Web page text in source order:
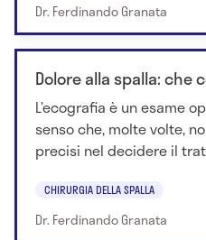
Dr. Ferdinando Granata
Dolore alla spalla: che
L’ecografia è un esame
senso che, molte volte,
precisi nel decidere il
CHIRURGIA DELLA SPALLA
Dr. Ferdinando Granata